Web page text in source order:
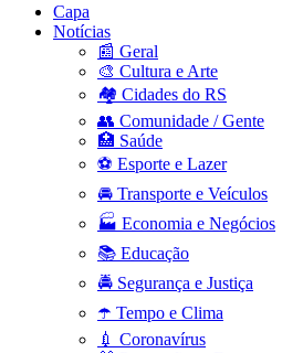
Capa
Notícias
📰 Geral
🎨 Cultura e Arte
🏘️ Cidades do RS
👥 Comunidade / Gente
🏥 Saúde
⚽ Esporte e Lazer
🚘 Transporte e Veículos
🏭 Economia e Negócios
📚 Educação
🚔 Segurança e Justiça
☂️ Tempo e Clima
💉 Coronavírus